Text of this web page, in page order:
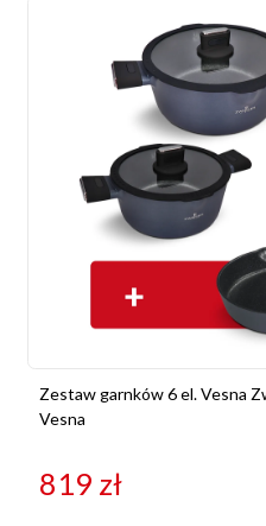
Zestaw garnków 6 el. Vesna
Vesna
819 zł